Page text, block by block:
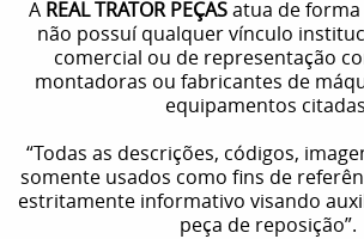
A REAL TRATOR PEÇASatua de
não possuí qualquer vínculo
comercial ou de representação
montadoras ou fabricantes de
equipamentos
“Todas as descrições, códigos,
somente usados como fins de
estritamente informativo visando
peça de reposição”.